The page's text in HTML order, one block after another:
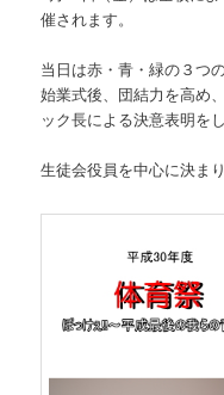
催されます。
当日は赤・青・緑の３つ
始業式後、団結力を高め
ック長による決意表明をし
生徒会役員を中心に決ま